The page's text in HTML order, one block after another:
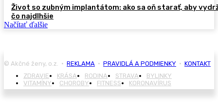
Život so zubným implantátom: ako sa oň starať, aby
čo najdlhšie
Načítať ďalšie
© Akčné ženy, o.z. • REKLAMA • PRAVIDLÁ A PODMIENKY • KONTAKT
ZDRAVIE
KRÁSA RODINA STRAVA
BYLINKY
VITAMÍNY
CHOROBY FITNESS KORONAVÍRUS